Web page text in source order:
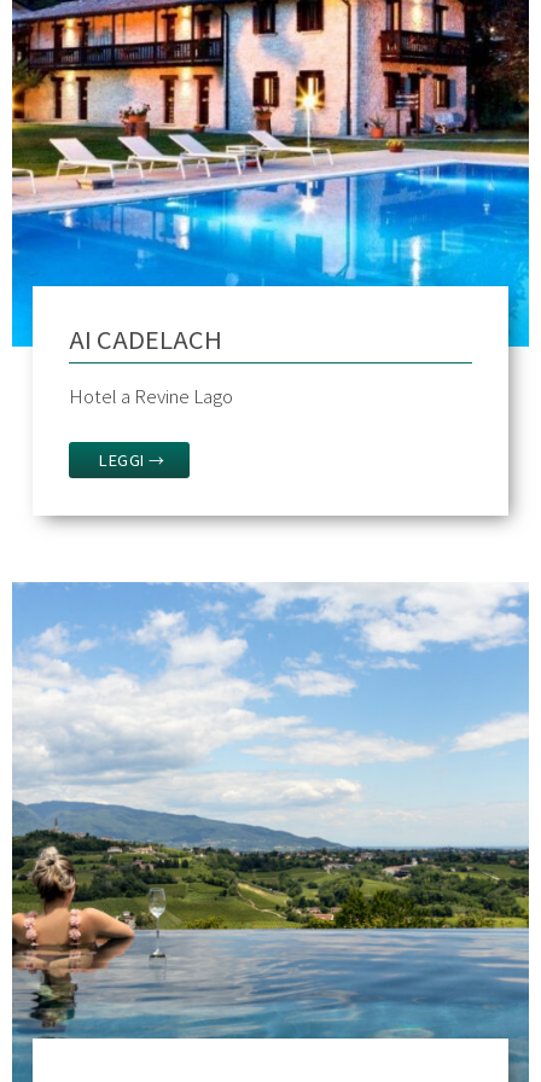
AI CADELACH
Hotel a Revine Lago
LEGGI →